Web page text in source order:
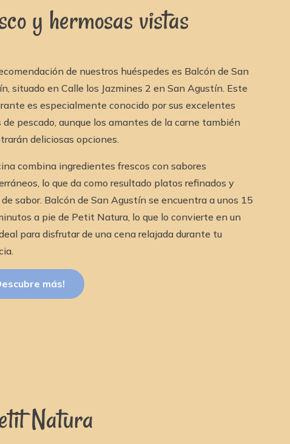
y hermosas vistas
de nuestros huéspedes es Balcón de San
situado en Calle los Jazmines 2 en San Agustín. Este
es especialmente conocido por sus excelentes
de pescado, aunque los amantes de la carne también
deliciosas opciones.
combina ingredientes frescos con sabores
lo que da como resultado platos refinados y
sabor. Balcón de San Agustín se encuentra a unos 15
a pie de Petit Natura, lo que lo convierte en un
para disfrutar de una cena relajada durante tu
más!
Natura